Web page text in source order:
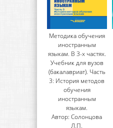
Методика обучения
иностранным
языкам. В 3-х частях.
Учебник для вузов
(бакалавриат). Часть
3: История методов
обучения
иностранным
языкам.
Автор: Солонцова
Л.П.